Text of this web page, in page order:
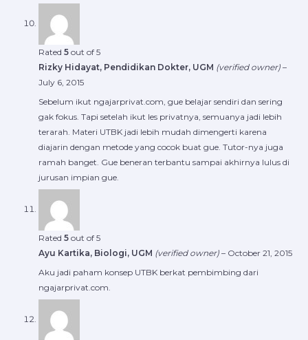
Rated 5 out of 5
Rizky Hidayat, Pendidikan Dokter, UGM (verified owner) –
July 6, 2015
Sebelum ikut ngajarprivat.com, gue belajar sendiri dan sering
gak fokus. Tapi setelah ikut les privatnya, semuanya jadi lebih
terarah. Materi UTBK jadi lebih mudah dimengerti karena
diajarin dengan metode yang cocok buat gue. Tutor-nya juga
ramah banget. Gue beneran terbantu sampai akhirnya lulus di
jurusan impian gue.
Rated 5 out of 5
Ayu Kartika, Biologi, UGM (verified owner) – October 21, 2015
Aku jadi paham konsep UTBK berkat pembimbing dari
ngajarprivat.com.